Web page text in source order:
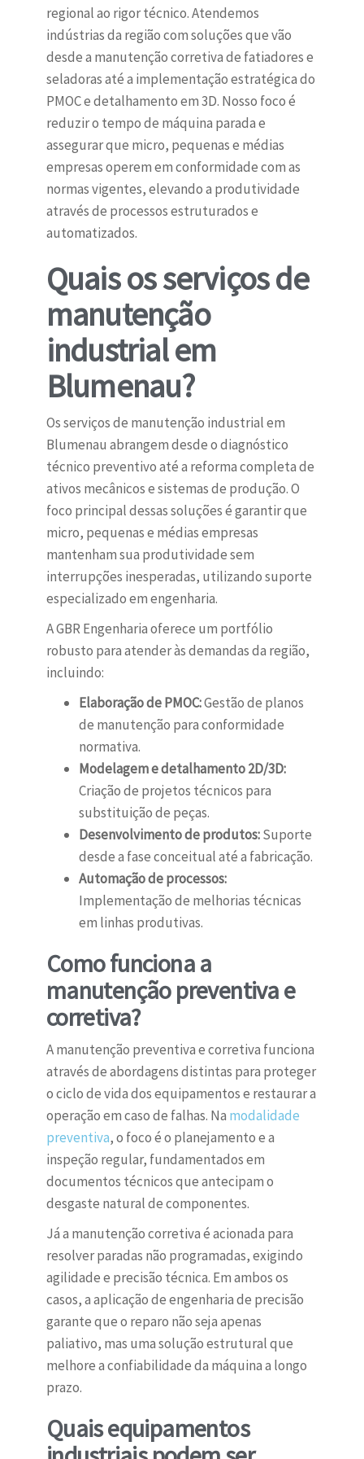
regional ao rigor técnico. Atendemos
indústrias da região com soluções que vão
desde a manutenção corretiva de fatiadores e
seladoras até a implementação estratégica do
PMOC e detalhamento em 3D. Nosso foco é
reduzir o tempo de máquina parada e
assegurar que micro, pequenas e médias
empresas operem em conformidade com as
normas vigentes, elevando a produtividade
através de processos estruturados e
automatizados.
Quais os serviços de
manutenção
industrial em
Blumenau?
Os serviços de manutenção industrial em
Blumenau abrangem desde o diagnóstico
técnico preventivo até a reforma completa de
ativos mecânicos e sistemas de produção. O
foco principal dessas soluções é garantir que
micro, pequenas e médias empresas
mantenham sua produtividade sem
interrupções inesperadas, utilizando suporte
especializado em engenharia.
A GBR Engenharia oferece um portfólio
robusto para atender às demandas da região,
incluindo:
Elaboração de PMOC:Gestão de planos
de manutenção para conformidade
normativa.
Modelagem e detalhamento 2D/3D:
Criação de projetos técnicos para
substituição de peças.
Desenvolvimento de produtos:Suporte
desde a fase conceitual até a fabricação.
Automação de processos:
Implementação de melhorias técnicas
em linhas produtivas.
Como funciona a
manutenção preventiva e
corretiva?
A manutenção preventiva e corretiva funciona
através de abordagens distintas para proteger
o ciclo de vida dos equipamentos e restaurar a
operação em caso de falhas. Na modalidade
preventiva, o foco é o planejamento e a
inspeção regular, fundamentados em
documentos técnicos que antecipam o
desgaste natural de componentes.
Já a manutenção corretiva é acionada para
resolver paradas não programadas, exigindo
agilidade e precisão técnica. Em ambos os
casos, a aplicação de engenharia de precisão
garante que o reparo não seja apenas
paliativo, mas uma solução estrutural que
melhore a confiabilidade da máquina a longo
prazo.
Quais equipamentos